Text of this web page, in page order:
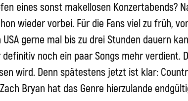
eines sonst makellosen Konzertabends?
wieder vorbei. Für die Fans viel zu früh,
gerne mal bis zu drei Stunden dauern
noch ein paar Songs mehr verdient.
wird. Denn spätestens jetzt ist klar:
Zach Bryan hat das Genre hierzulande